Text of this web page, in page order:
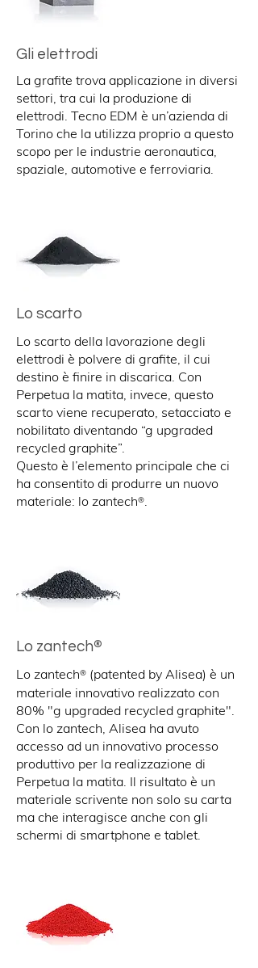
Gli elettrodi
La grafite trova applicazione in diversi
settori, tra cui la produzione di
elettrodi. Tecno EDM è un’azienda di
Torino che la utilizza proprio a questo
scopo per le industrie aeronautica,
spaziale, automotive e ferroviaria.
Lo scarto
Lo scarto della lavorazione degli
elettrodi è polvere di grafite, il cui
destino è finire in discarica. Con
Perpetua la matita, invece, questo
scarto viene recuperato, setacciato e
nobilitato diventando “g upgraded
recycled graphite”.
Questo è l’elemento principale che ci
ha consentito di produrre un nuovo
materiale: lo zantech®.
Lo zantech®
Lo zantech® (patented by Alisea) è un
materiale innovativo realizzato con
80% "g upgraded recycled graphite".
Con lo zantech, Alisea ha avuto
accesso ad un innovativo processo
produttivo per la realizzazione di
Perpetua la matita. Il risultato è un
materiale scrivente non solo su carta
ma che interagisce anche con gli
schermi di smartphone e tablet.